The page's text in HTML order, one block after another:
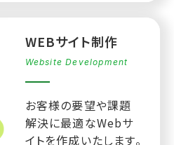
WEBサイト制作
Website Development
お客様の要望や課題
解決に最適なWebサ
イトを作成いたします。